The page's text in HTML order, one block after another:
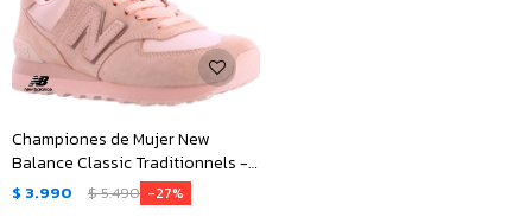
Championes de Mujer New
Balance Classic Traditionnels -
Rosa
$ 3.990 $5.490 27